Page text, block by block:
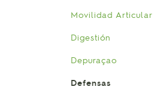
Movilidad Articular
Digestión
Depuraçao
Defensas